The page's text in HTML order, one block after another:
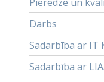
Pieredze un
Darbs
Sadarbība ar IT
Sadarbība ar